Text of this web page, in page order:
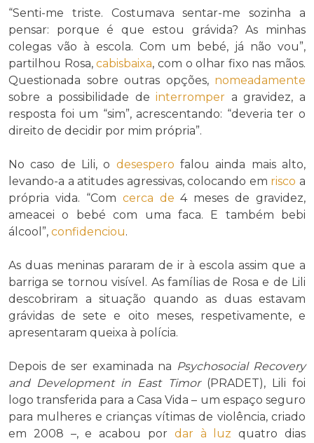
“Senti-me triste. Costumava sentar-me sozinha a
pensar: porque é que estou grávida? As minhas
colegas vão à escola. Com um bebé, já não vou”,
partilhou Rosa,cabisbaixa, com o olhar fixo nas mãos.
Questionada sobre outras opções, nomeadamente
sobre a possibilidade deinterromper a gravidez, a
resposta foi um “sim”, acrescentando: “deveria ter o
direito de decidir por mim própria”.
No caso de Lili, o desespero falou ainda mais alto,
levando-a a atitudes agressivas, colocando em risco a
própria vida. “Com cerca de 4 meses de gravidez,
ameacei o bebé com uma faca. E também bebi
álcool”, confidenciou.
As duas meninas pararam de ir à escola assim que a
barriga se tornou visível. As famílias de Rosa e de Lili
descobriram a situação quando as duas estavam
grávidas de sete e oito meses, respetivamente, e
apresentaram queixa à polícia.
Depois de ser examinada na Psychosocial Recovery
and Development in East Timor(PRADET), Lili foi
logo transferida para a Casa Vida – um espaço seguro
para mulheres e crianças vítimas de violência, criado
em 2008 –, e acabou por dar à luz quatro dias